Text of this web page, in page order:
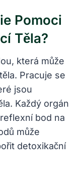
Pomoci
Těla?
která může
Pracuje se
jsou
Každý orgán
bod na
může
detoxikační